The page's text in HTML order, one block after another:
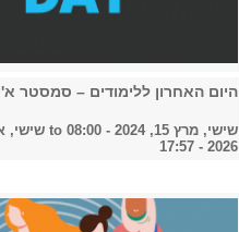
היום האחרון ללימודים – סמסטר א'
שישי, מרץ 15, 2024 - 08:00 to
2026 - 17:57